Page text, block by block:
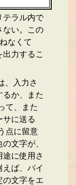
テラル内で
ない。この
なくて
力するこ
、入力さ
るか、また
て、また
サに送る
点に留意
文字が、
に使用さ
ば、パイ
の文字をエ